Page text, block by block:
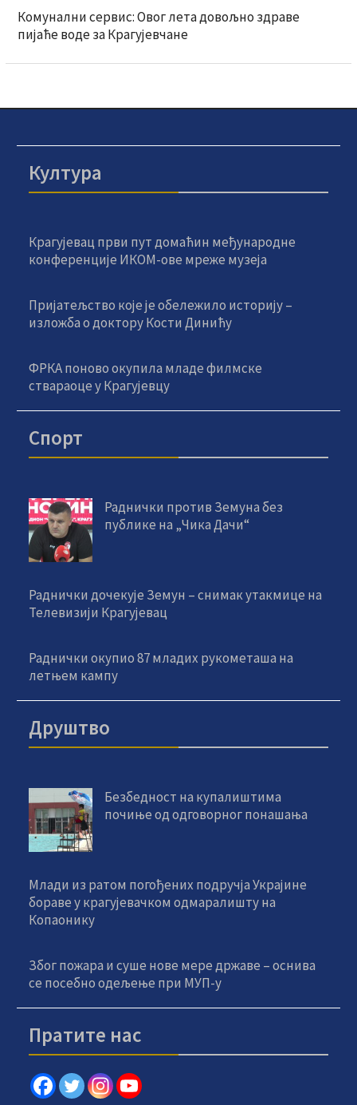
Комунални сервис: Овог лета довољно здраве
пијаће воде за Крагујевчане
Култура
Крагујевац први пут домаћин међународне
конференције ИКОМ-ове мреже музеја
Пријатељство које је обележило историју –
изложба о доктору Кости Динићу
ФРКА поново окупила младе филмске
ствараоце у Крагујевцу
Спорт
Раднички против Земуна без
публике на „Чика Дачи“
Раднички дочекује Земун – снимак утакмице на
Телевизији Крагујевац
Раднички окупио 87 младих рукометаша на
летњем кампу
Друштво
Безбедност на купалиштима
почиње од одговорног понашања
Млади из ратом погођених подручја Украјине
бораве у крагујевачком одмаралишту на
Копаонику
Због пожара и суше нове мере државе – оснива
се посебно одељење при МУП-у
Пратите нас